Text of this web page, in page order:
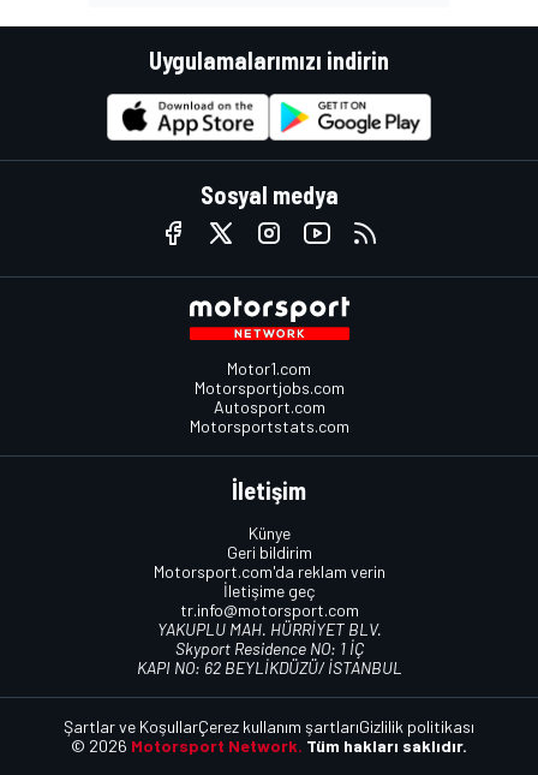
Uygulamalarımızı indirin
Sosyal medya
Motor1.com
Motorsportjobs.com
Autosport.com
Motorsportstats.com
İletişim
Künye
Geri bildirim
Motorsport.com'da reklam verin
İletişime geç
tr.info@motorsport.com
YAKUPLU MAH. HÜRRİYET BLV.
Skyport Residence NO: 1 İÇ
KAPI NO: 62 BEYLİKDÜZÜ/ İSTANBUL
© 2026 Motorsport Network. Tüm hakları saklıdır.
Şartlar ve KoşullarÇerez kullanım şartlarıGizlilik politikası